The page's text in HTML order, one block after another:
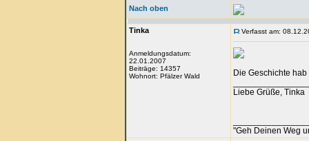
Nach oben
Tinka
Anmeldungsdatum:
22.01.2007
Beiträge: 14357
Wohnort: Pfälzer Wald
Verfasst am:
Die Geschichte
Liebe Grüße, Tinka
"Geh Deinen Weg